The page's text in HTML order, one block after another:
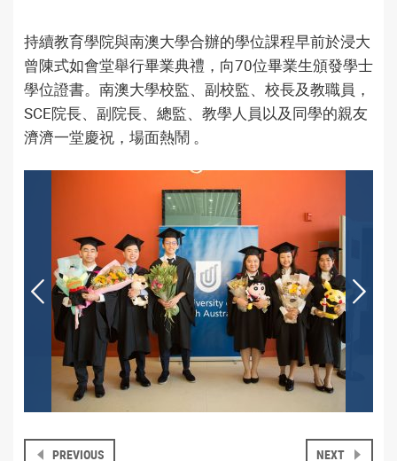
持續教育學院與南澳大學合辦的學位課程早前於浸大
曾陳式如會堂舉行畢業典禮，向70位畢業生頒發學士
學位證書。南澳大學校監、副校監、校長及教職員，
SCE院長、副院長、總監、教學人員以及同學的親友
濟濟一堂慶祝，場面熱鬧 。
PREVIOUS NEXT